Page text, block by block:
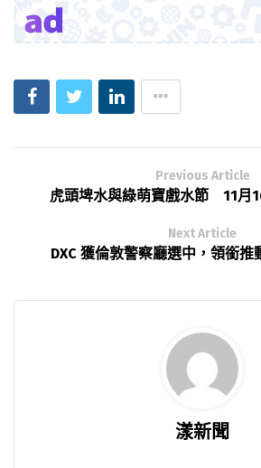
Previous Article
虎頭埤水與綠萌寶戲水節 11月
Next Article
DXC 獲倫敦警察廳選中，領銜推
漾新聞